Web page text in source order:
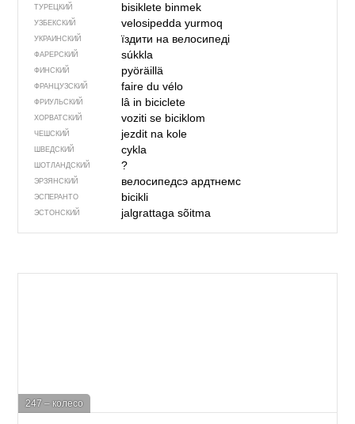
ТУРЕЦКИЙ bisiklete binmek
УЗБЕКСКИЙ velosipedda yurmoq
УКРАИНСКИЙ їздити на велосипеді
ФАРЕРСКИЙ súkkla
ФИНСКИЙ pyöräillä
ФРАНЦУЗСКИЙ faire du vélo
ФРИУЛЬСКИЙ lâ in biciclete
ХОРВАТСКИЙ voziti se biciklom
ЧЕШСКИЙ jezdit na kole
ШВЕДСКИЙ cykla
ШОТЛАНДСКИЙ ?
ЭРЗЯНСКИЙ велосипедсэ ардтнемс
ЭСПЕРАНТО bicikli
ЭСТОНСКИЙ jalgrattaga sõitma
247 – колесо